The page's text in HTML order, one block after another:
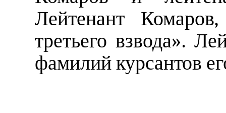
Лейтенант
третьего взвода».
фамилий курсантов